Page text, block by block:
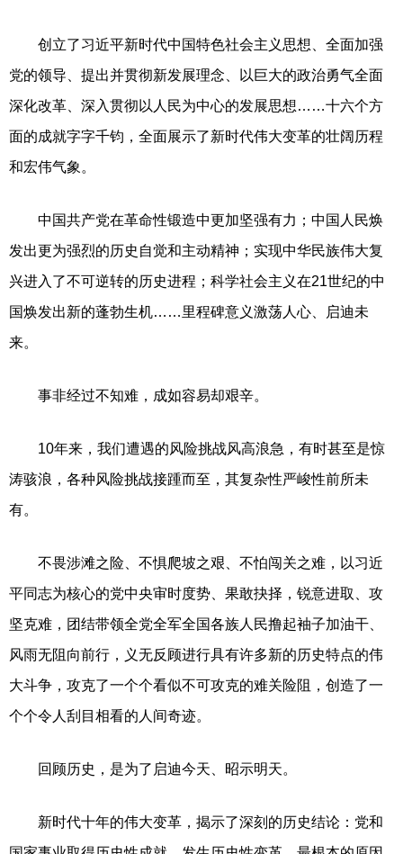
创立了习近平新时代中国特色社会主义思想、全面加强
党的领导、提出并贯彻新发展理念、以巨大的政治勇气全面
深化改革、深入贯彻以人民为中心的发展思想……十六个方
面的成就字字千钧，全面展示了新时代伟大变革的壮阔历程
和宏伟气象。
中国共产党在革命性锻造中更加坚强有力；中国人民焕
发出更为强烈的历史自觉和主动精神；实现中华民族伟大复
兴进入了不可逆转的历史进程；科学社会主义在21世纪的中
国焕发出新的蓬勃生机……里程碑意义激荡人心、启迪未
来。
事非经过不知难，成如容易却艰辛。
10年来，我们遭遇的风险挑战风高浪急，有时甚至是惊
涛骇浪，各种风险挑战接踵而至，其复杂性严峻性前所未
有。
不畏涉滩之险、不惧爬坡之艰、不怕闯关之难，以习近
平同志为核心的党中央审时度势、果敢抉择，锐意进取、攻
坚克难，团结带领全党全军全国各族人民撸起袖子加油干、
风雨无阻向前行，义无反顾进行具有许多新的历史特点的伟
大斗争，攻克了一个个看似不可攻克的难关险阻，创造了一
个个令人刮目相看的人间奇迹。
回顾历史，是为了启迪今天、昭示明天。
新时代十年的伟大变革，揭示了深刻的历史结论：党和